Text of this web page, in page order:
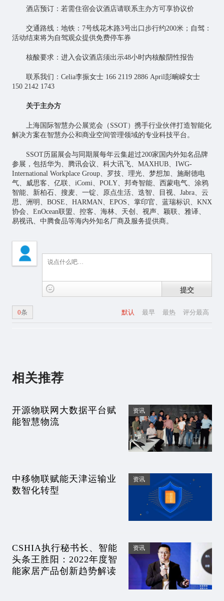
酒店预订：若需住宿会议酒店请联系主办方可享协议价
交通路线：地铁：7号线花木路3号出口步行约200米；自驾：
活动结束将为自驾观众提供免费停车券
核酸要求：进入会议酒店须出示48小时内核酸阴性报告
联系我们：Celia李振女士 166 2119 2886 April彭畹嵘女士
150 2142 1743
关于主办方
上海国际智慧办公展览会（SSOT）携手行业伙伴打造智能化
解决方案在智慧办公和商业空间管理领域的专业科技平台。
SSOT历届展会与同期展每年云集超过200家国内外知名品牌
参展，包括华为、腾讯会议、科大讯飞、MAXHUB、IWG-
International Workplace Group、罗技、理光、梦想加、施耐德电
气、威思客、亿联、iComi、POLY、邦奇智能、西蒙电气、涂鸦
智能、新柏石、搜麦、一锭、原点生活、迭智、目视、Jabra、云
思、洲明、BOSE、HARMAN、EPOS、掌印官、蓝瑞标识、KNX
协会、EnOcean联盟、控客、海林、天创、视声、颖联、雅译、
易视讯、中腾食品等海内外知名厂商及服务提供商。
提交
默认 最早 最热 评分最高
0条
相关推荐
开源物联网大数据平台赋
能智慧物流
资讯
中移物联赋能天津运输业
数智化转型
资讯
CSHIA执行秘书长、智能
头条王胜阳：2022年度智
能家居产品创新趋势解读
资讯